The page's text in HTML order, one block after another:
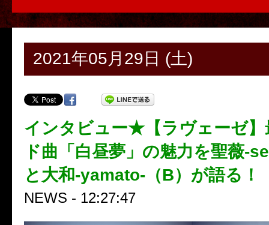
2021年05月29日 (土)
インタビュー★【ラヴェーゼ】
ド曲「白昼夢」の魅力を聖薇-
と大和-yamato-（B）が語る！
NEWS - 12:27:47